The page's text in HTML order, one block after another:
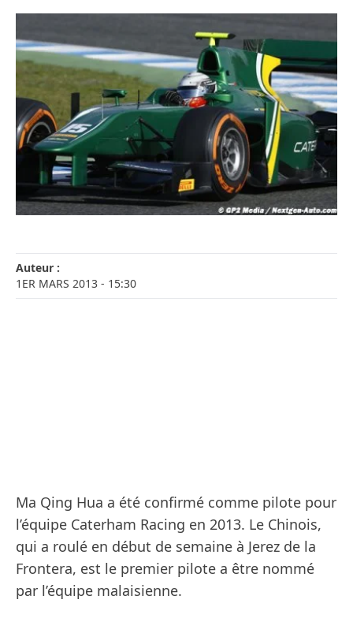
Auteur :
1ER MARS 2013 - 15:30
Ma Qing Hua a été confirmé comme pilote pour
l’équipe Caterham Racing en 2013. Le Chinois,
qui a roulé en début de semaine à Jerez de la
Frontera, est le premier pilote a être nommé
par l’équipe malaisienne.